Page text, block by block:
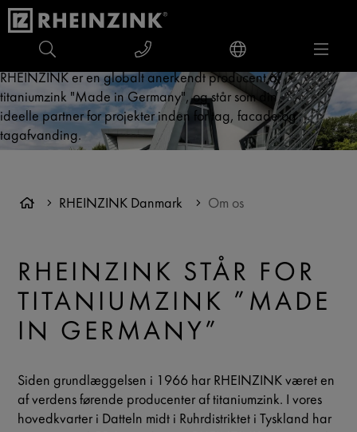
RHEINZINK er en globalt anerkendt producent af
titaniumzink "Made in Germany", og står som din
ideelle partner for projekter inden for tag, facade og
tagafvanding.
RHEINZINK Danmark Om os
RHEINZINK STÅR FOR
TITANIUMZINK ”MADE
IN GERMANY”
Siden grundlæggelsen i 1966 har RHEINZINK været en
af verdens førende producenter af titaniumzink. I vores
hovedkvarter i Datteln midt i Ruhrdistriktet i Tyskland har